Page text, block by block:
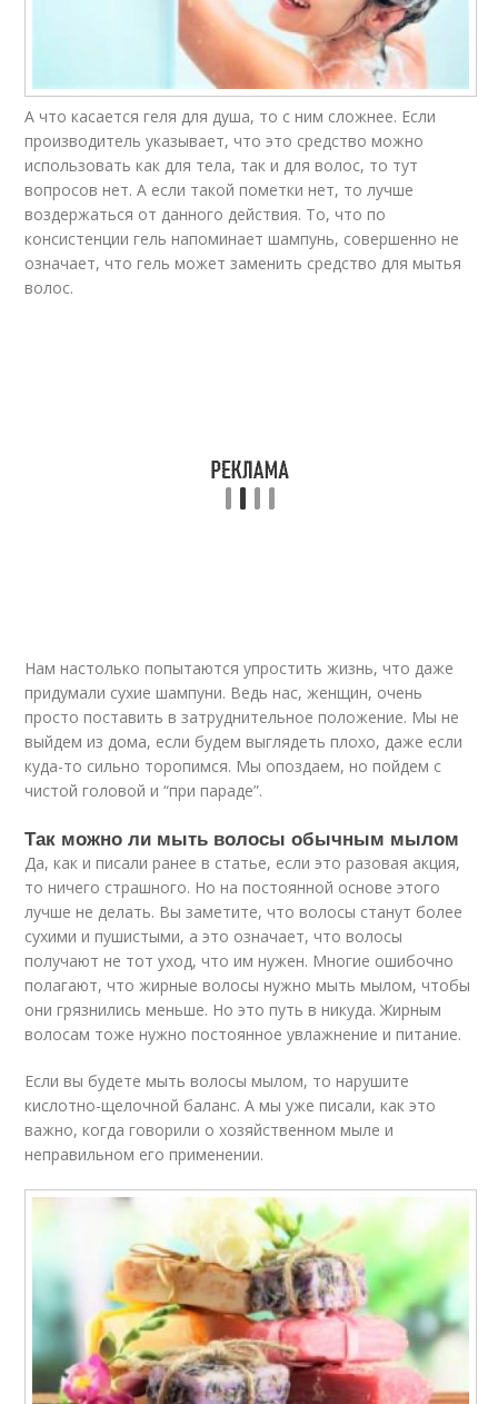
А что касается геля для душа, то с ним сложнее. Если
производитель указывает, что это средство можно
использовать как для тела, так и для волос, то тут
вопросов нет. А если такой пометки нет, то лучше
воздержаться от данного действия. То, что по
консистенции гель напоминает шампунь, совершенно не
означает, что гель может заменить средство для мытья
волос.
Нам настолько попытаются упростить жизнь, что даже
придумали сухие шампуни. Ведь нас, женщин, очень
просто поставить в затруднительное положение. Мы не
выйдем из дома, если будем выглядеть плохо, даже если
куда-то сильно торопимся. Мы опоздаем, но пойдем с
чистой головой и “при параде”.
Так можно ли мыть волосы обычным мылом
Да, как и писали ранее в статье, если это разовая акция,
то ничего страшного. Но на постоянной основе этого
лучше не делать. Вы заметите, что волосы станут более
сухими и пушистыми, а это означает, что волосы
получают не тот уход, что им нужен. Многие ошибочно
полагают, что жирные волосы нужно мыть мылом, чтобы
они грязнились меньше. Но это путь в никуда. Жирным
волосам тоже нужно постоянное увлажнение и питание.
Если вы будете мыть волосы мылом, то нарушите
кислотно-щелочной баланс. А мы уже писали, как это
важно, когда говорили о хозяйственном мыле и
неправильном его применении.